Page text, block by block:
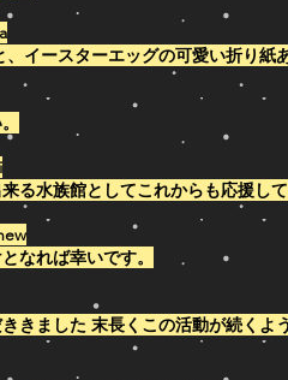
イースターエッグの可愛い折り紙
る水族館としてこれからも応援し
なれば幸いです。
きました 末長くこの活動が続く